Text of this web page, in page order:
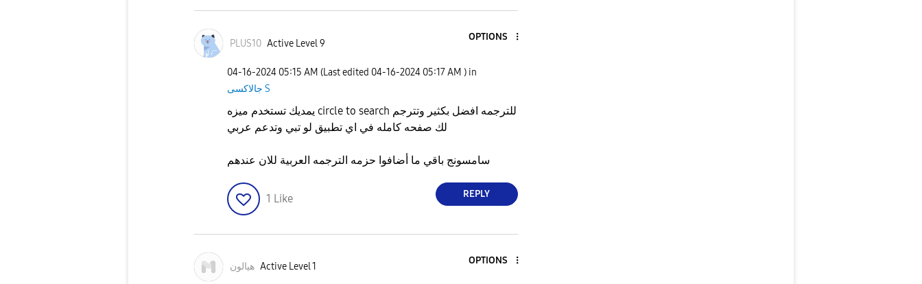
PLUS10 Active Level 9
OPTIONS
‎04-16-2024 05:15 AM (Last edited ‎04-16-2024 05:17 AM ) in
جالاكسى S
يمديك تستخدم ميزه circle to search للترجمه افضل بكثير وتترجم
لك صفحه كامله في اي تطبيق لو تبي وتدعم عربي
سامسونج باقي ما أضافوا حزمه الترجمه العربية للان عندهم
1 Like REPLY
هيالون Active Level 1
OPTIONS